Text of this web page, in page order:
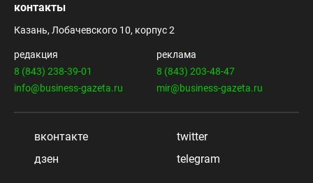
контакты
Казань, Лобачевского 10, корпус 2
редакция
8 (843) 238-39-01
info@business-gazeta.ru
реклама
8 (843) 203-48-47
mir@business-gazeta.ru
вконтакте
twitter
дзен
telegram